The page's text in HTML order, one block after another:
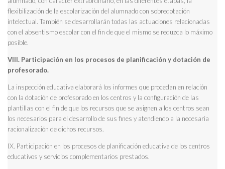
flexibilización de la escolarización del alumnado con sobredotación
intelectual. También se desarrollarán todas las actuaciones relacionadas
con el absentismo escolar con el fin de que el mismo se reduzca lo máximo
posible.
VIII. Participación en los procesos de planificación y dotación de
profesorado.
La inspección educativa elaborará los informes que procedan en relación
con la dotación de profesorado en los centros y la configuración de las
plantillas con el fin de que los recursos que se asignen a los centros sean
los necesarios para el desarrollo de sus fines y atendiendo a la necesaria
racionalización de dichos recursos.
IX. Participación en los procesos de planificación educativa de los centros
educativos y servicios complementarios prestados.